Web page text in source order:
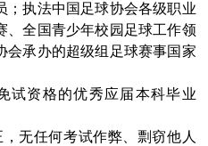
；执法中国足球协会各级职业
、全国青少年校园足球工作领
会承办的超级组足球赛事国家
试资格的优秀应届本科毕业
无任何考试作弊、剽窃他人